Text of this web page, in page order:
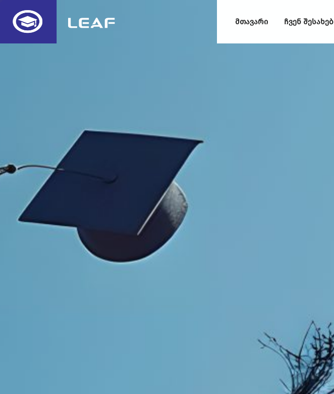
მთავარი ჩვენ შესახებ